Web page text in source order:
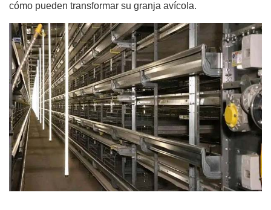
cómo pueden transformar su granja avícola.